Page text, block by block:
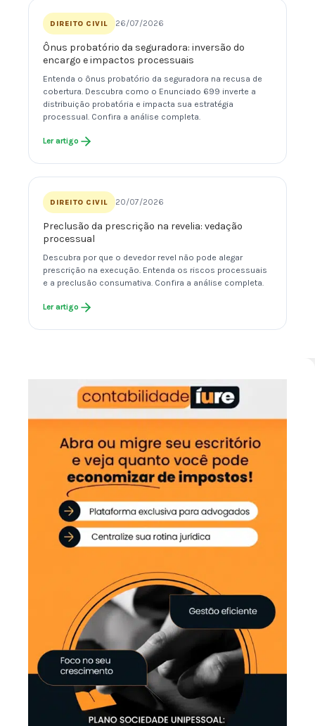
DIREITO CIVIL 26/07/2026
Ônus probatório da seguradora: inversão do
encargo e impactos processuais
Entenda o ônus probatório da seguradora na recusa de
cobertura. Descubra como o Enunciado 699 inverte a
distribuição probatória e impacta sua estratégia
processual. Confira a análise completa.
Ler artigo
DIREITO CIVIL 20/07/2026
Preclusão da prescrição na revelia: vedação
processual
Descubra por que o devedor revel não pode alegar
prescrição na execução. Entenda os riscos processuais
e a preclusão consumativa. Confira a análise completa.
Ler artigo